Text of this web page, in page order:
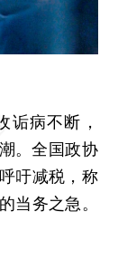
病不断，
。全国政协
吁减税，称
当务之急。